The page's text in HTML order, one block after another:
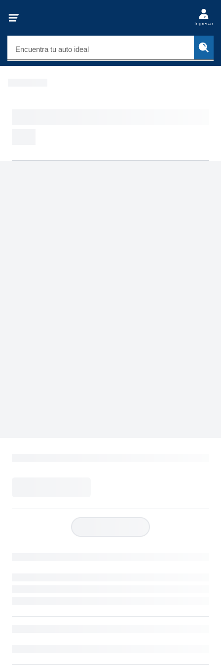
Ingresar
Encuentra tu auto ideal